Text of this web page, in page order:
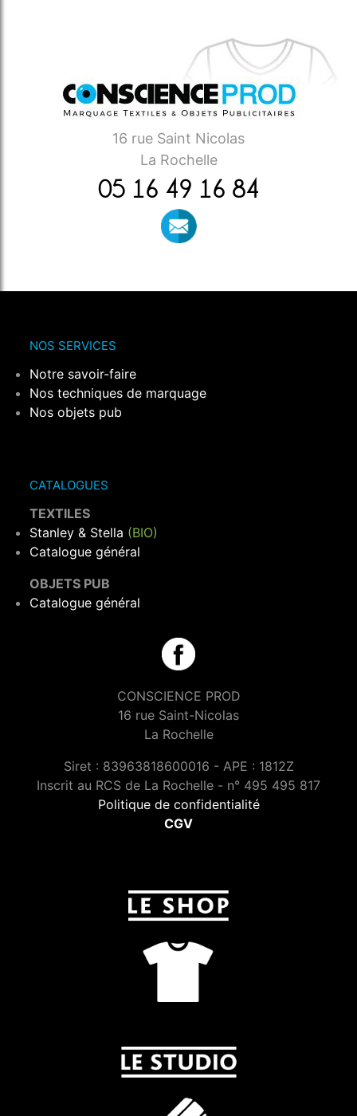
16 rue Saint Nicolas
La Rochelle
05 16 49 16 84
NOS SERVICES
Notre savoir-faire
Nos techniques de marquage
Nos objets pub
CATALOGUES
TEXTILES
Stanley & Stella (BIO)
Catalogue général
OBJETS PUB
Catalogue général
CONSCIENCE PROD
16 rue Saint-Nicolas
La Rochelle
Siret : 83963818600016 - APE : 1812Z
Inscrit au RCS de La Rochelle - n° 495 495 817
Politique de confidentialité
CGV